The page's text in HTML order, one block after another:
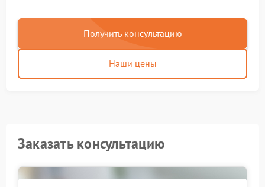
Получить консультацию
Наши цены
Заказать консультацию